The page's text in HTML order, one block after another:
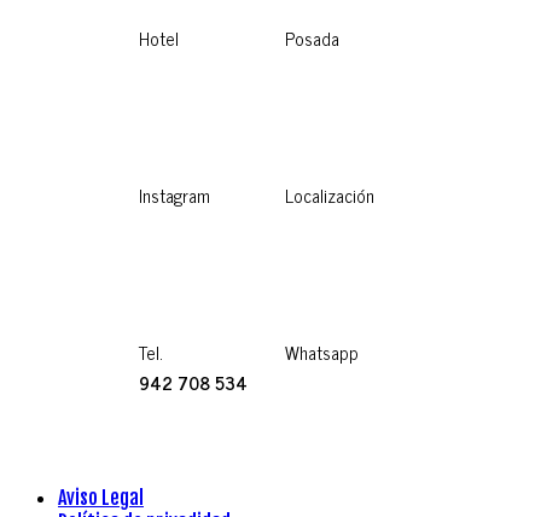
Hotel Posada
Instagram Localización
Tel.
942 708 534
Whatsapp
Aviso Legal